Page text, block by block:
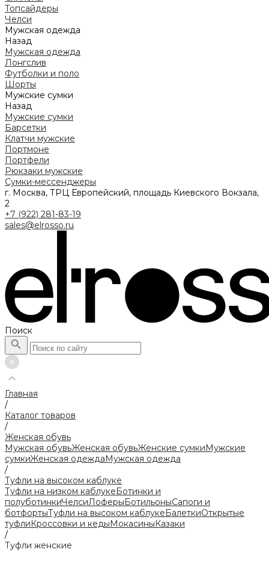
Топсайдеры
Челси
Мужская одежда
Назад
Мужская одежда
Лонгслив
Футболки и поло
Шорты
Мужские сумки
Назад
Мужские сумки
Барсетки
Клатчи мужские
Портмоне
Портфели
Рюкзаки мужские
Сумки-мессенджеры
г. Москва, ТРЦ Европейский, площадь Киевского Вокзала,
2
+7 (922) 281-83-19
sales@elrosso.ru
Поиск
Главная
/
Каталог товаров
/
Женская обувь
Мужская обувьЖенская обувьЖенские сумкиМужские
сумкиЖенская одеждаМужская одежда
/
Туфли на высоком каблуке
Туфли на низком каблукеБотинки и
полуботинкиЧелсиЛоферыБотильоныСапоги и
ботфортыТуфли на высоком каблукеБалеткиОткрытые
туфлиКроссовки и кедыМокасиныКазаки
/
Туфли женские